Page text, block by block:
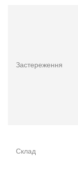
Застереження
Склад